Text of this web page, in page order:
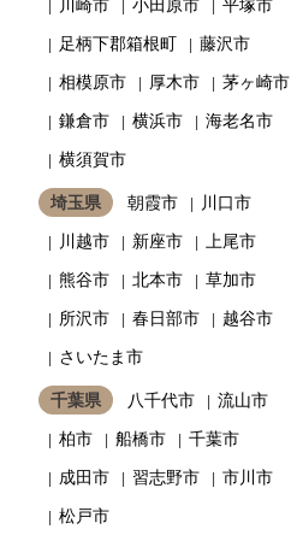
川崎市
小田原市
平塚市
足柄下郡箱根町
藤沢市
相模原市
厚木市
茅ヶ崎市
鎌倉市
横浜市
海老名市
横須賀市
埼玉県 朝霞市
川口市
川越市
新座市
上尾市
熊谷市
北本市
草加市
所沢市
春日部市
越谷市
さいたま市
千葉県 八千代市
流山市
柏市
船橋市
千葉市
成田市
習志野市
市川市
松戸市